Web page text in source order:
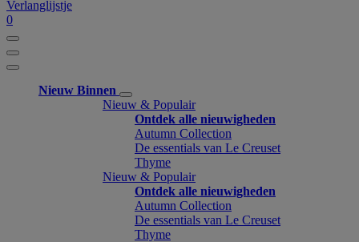
Verlanglijstje
0
Nieuw Binnen
Nieuw & Populair
Ontdek alle nieuwigheden
Autumn Collection
De essentials van Le Creuset
Thyme
Nieuw & Populair
Ontdek alle nieuwigheden
Autumn Collection
De essentials van Le Creuset
Thyme